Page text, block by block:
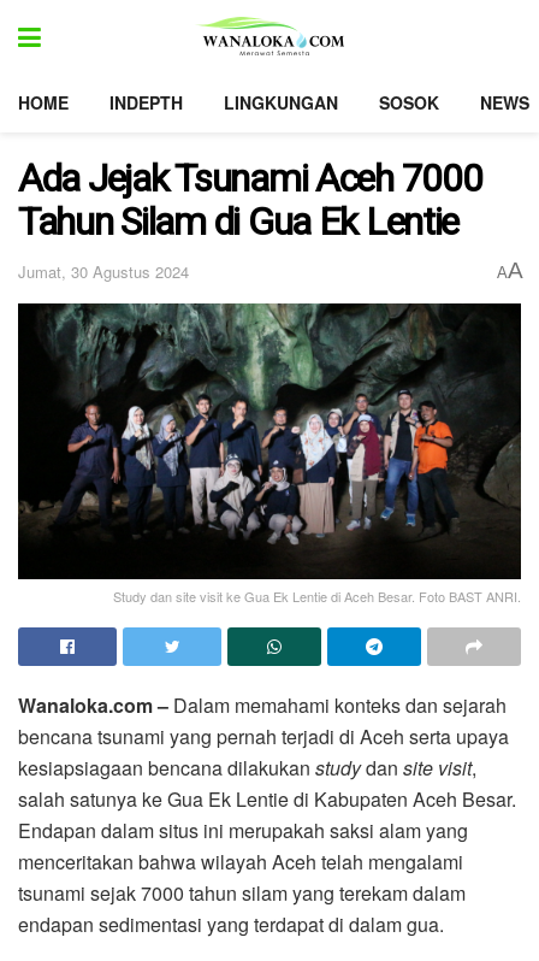
HOME INDEPTH LINGKUNGAN SOSOK NEWS
Ada Jejak Tsunami Aceh 7000
Tahun Silam di Gua Ek Lentie
Jumat, 30 Agustus 2024 AA
Study dan site visit ke Gua Ek Lentie di Aceh Besar. Foto BAST ANRI.
Wanaloka.com – Dalam memahami konteks dan sejarah
bencana tsunami yang pernah terjadi di Aceh serta upaya
kesiapsiagaan bencana dilakukan studydan site visit,
salah satunya ke Gua Ek Lentie di Kabupaten Aceh Besar.
Endapan dalam situs ini merupakah saksi alam yang
menceritakan bahwa wilayah Aceh telah mengalami
tsunami sejak 7000 tahun silam yang terekam dalam
endapan sedimentasi yang terdapat di dalam gua.